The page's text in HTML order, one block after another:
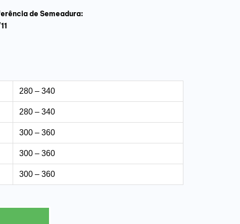
de Semeadura:
280 – 340
280 – 340
300 – 360
300 – 360
300 – 360